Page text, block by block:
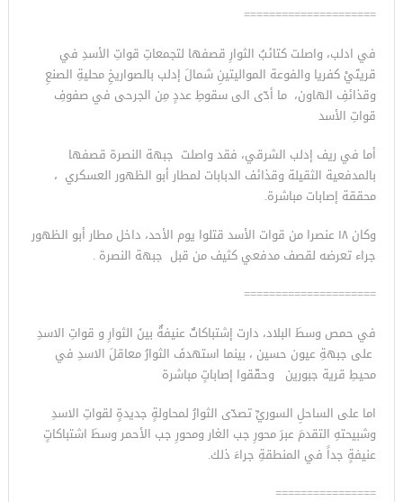
=====================
في ادلب، واصلت كتائبُ الثوارِ قصفها لتجمعاتِ قواتِ الأسدِ في
قريتَيْ كفريا والفوعة المواليتينِ شمالَ إدلب بالصواريخِ محليةِ الصنعِ
وقذائفِ الهاون، ما أدّى الى سقوطِ عددٍ مِن الجرحى في صفوفِ
قواتِ الأسد
أما في ريف إدلب الشرقي، فقد واصلت جبهة النصرة قصفها
بالمدفعية الثقيلة وقذائف الدبابات لمطار أبو الظهور العسكري ،
محققة إصابات مباشرة.
وكان ١٨ عنصرا من قوات الأسد قتلوا يوم الأحد، داخل مطار أبو الظهور
جراء تعرضه لقصف مدفعي كثيف من قبل جبهة النصرة .
=====================
في حمص وسطَ البلاد، دارت إشتباكاتٌ عنيفةٌ بينَ الثوارِ و قواتِ الاسدِ
على جبهةِ عيون حسين ، بينما استهدفَ الثوارُ معاقلَ الاسدِ في
محيطِ قرية جبورين وحقّقوا إصاباتٍ مباشرة
اما على الساحلِ السوريِّ تصدّى الثوارُ لمحاولةٍ جديدةٍ لقواتِ الاسدِ
وشبيحتهِ التقدمَ عبرَ محورِ جب الغار ومحورِ جب الأحمر وسطَ اشتباكاتٍ
عنيفةٍ جداً في المنطقةِ جراءَ ذلك.
================